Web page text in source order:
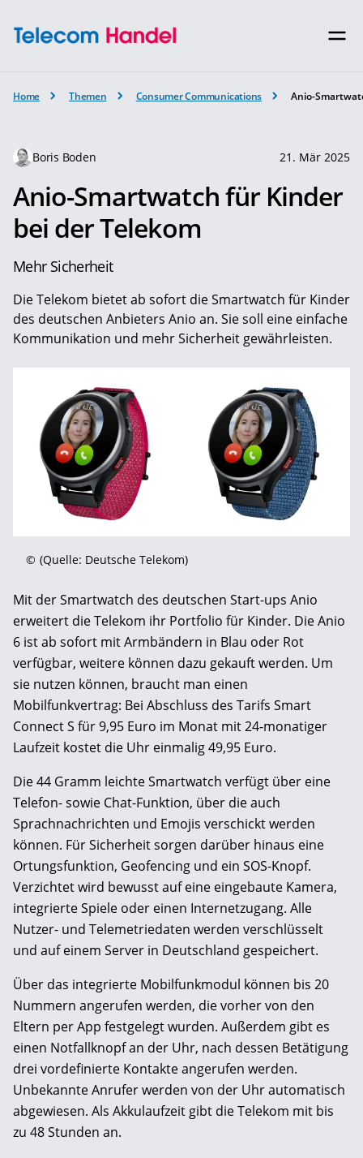
Home Themen Consumer Communications Anio-
Boris Boden 21. Mär 2025
Anio-Smartwatch für Kinder
bei der Telekom
Mehr Sicherheit
Die Telekom bietet ab sofort die Smartwatch für Kinder
des deutschen Anbieters Anio an. Sie soll eine einfache
Kommunikation und mehr Sicherheit gewährleisten.
© (Quelle: Deutsche Telekom)
Mit der Smartwatch des deutschen Start-ups Anio
erweitert die Telekom ihr Portfolio für Kinder. Die Anio
6 ist ab sofort mit Armbändern in Blau oder Rot
verfügbar, weitere können dazu gekauft werden. Um
sie nutzen können, braucht man einen
Mobilfunkvertrag: Bei Abschluss des Tarifs Smart
Connect S für 9,95 Euro im Monat mit 24-monatiger
Laufzeit kostet die Uhr einmalig 49,95 Euro.
Die 44 Gramm leichte Smartwatch verfügt über eine
Telefon- sowie Chat-Funktion, über die auch
Sprachnachrichten und Emojis verschickt werden
können. Für Sicherheit sorgen darüber hinaus eine
Ortungsfunktion, Geofencing und ein SOS-Knopf.
Verzichtet wird bewusst auf eine eingebaute Kamera,
integrierte Spiele oder einen Internetzugang. Alle
Nutzer- und Telemetriedaten werden verschlüsselt
und auf einem Server in Deutschland gespeichert.
Über das integrierte Mobilfunkmodul können bis 20
Nummern angerufen werden, die vorher von den
Eltern per App festgelegt wurden. Außerdem gibt es
einen Notfallknopf an der Uhr, nach dessen Betätigung
drei vordefinierte Kontakte angerufen werden.
Unbekannte Anrufer werden von der Uhr automatisch
abgewiesen. Als Akkulaufzeit gibt die Telekom mit bis
zu 48 Stunden an.